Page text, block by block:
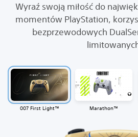
Wyraź swoją miłość do
momentów PlayStation,
bezprzewodowych
007 First Light™ Marathon™